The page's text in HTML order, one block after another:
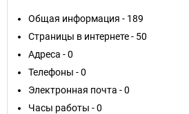
Общая информация - 189
Страницы в интернете - 50
Адреса - 0
Телефоны - 0
Электронная почта - 0
Часы работы - 0